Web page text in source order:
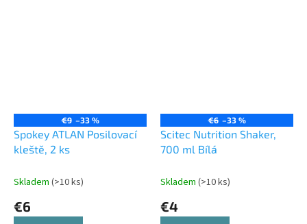
€9 –33 %
Spokey ATLAN Posilovací
kleště, 2 ks
Skladem (>10 ks)
€6
€6 –33 %
Scitec Nutrition Shaker,
700 ml Bílá
Skladem (>10 ks)
€4